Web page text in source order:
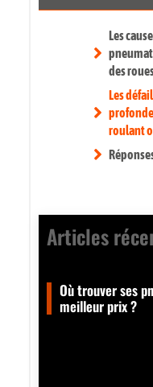
Les
des
Les
roulant
Articles
Où trouver ses
meilleur prix ?